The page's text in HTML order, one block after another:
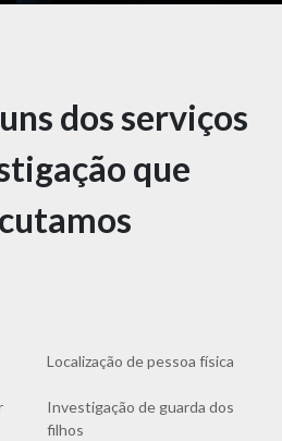
dos serviços
que
Localização de pessoa física
Investigação de guarda dos
filhos